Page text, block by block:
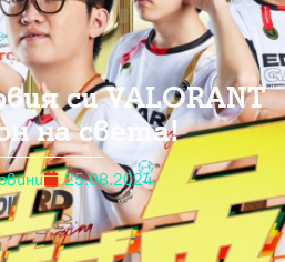
си VALORANT
на света!
25.08.2024